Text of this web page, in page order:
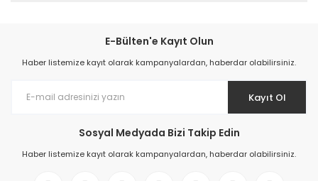
E-Bülten'e Kayıt Olun
Haber listemize kayıt olarak kampanyalardan, haberdar olabilirsiniz.
Kayıt Ol
Sosyal Medyada Bizi Takip Edin
Haber listemize kayıt olarak kampanyalardan, haberdar olabilirsiniz.